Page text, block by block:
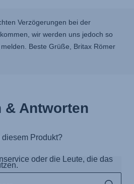
Verzögerungen bei der
wir werden uns jedoch so
Beste Grüße, Britax Römer
& Antworten